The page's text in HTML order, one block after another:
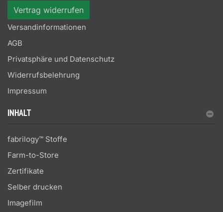
Vertrag widerrufen
Versandinformationen
AGB
Privatsphäre und Datenschutz
Widerrufsbelehrung
Impressum
INHALT
fabrilogy™ Stoffe
Farm-to-Store
Zertifikate
Selber drucken
Imagefilm